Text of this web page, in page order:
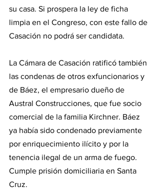
su casa. Si prospera la ley de ficha
limpia en el Congreso, con este fallo de
Casación no podrá ser candidata.
La Cámara de Casación ratificó también
las condenas de otros exfuncionarios y
de Báez, el empresario dueño de
Austral Construcciones, que fue socio
comercial de la familia Kirchner. Báez
ya había sido condenado previamente
por enriquecimiento ilícito y por la
tenencia ilegal de un arma de fuego.
Cumple prisión domiciliaria en Santa
Cruz.